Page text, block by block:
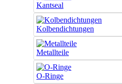
Kantseal
Kolbendichtungen
Metallteile
O-Ringe